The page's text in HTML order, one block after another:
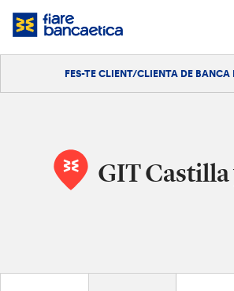
Salta
Iniciar sessióFES-TE CLIENT/CLIENTA DE BANCA
GIT Castilla